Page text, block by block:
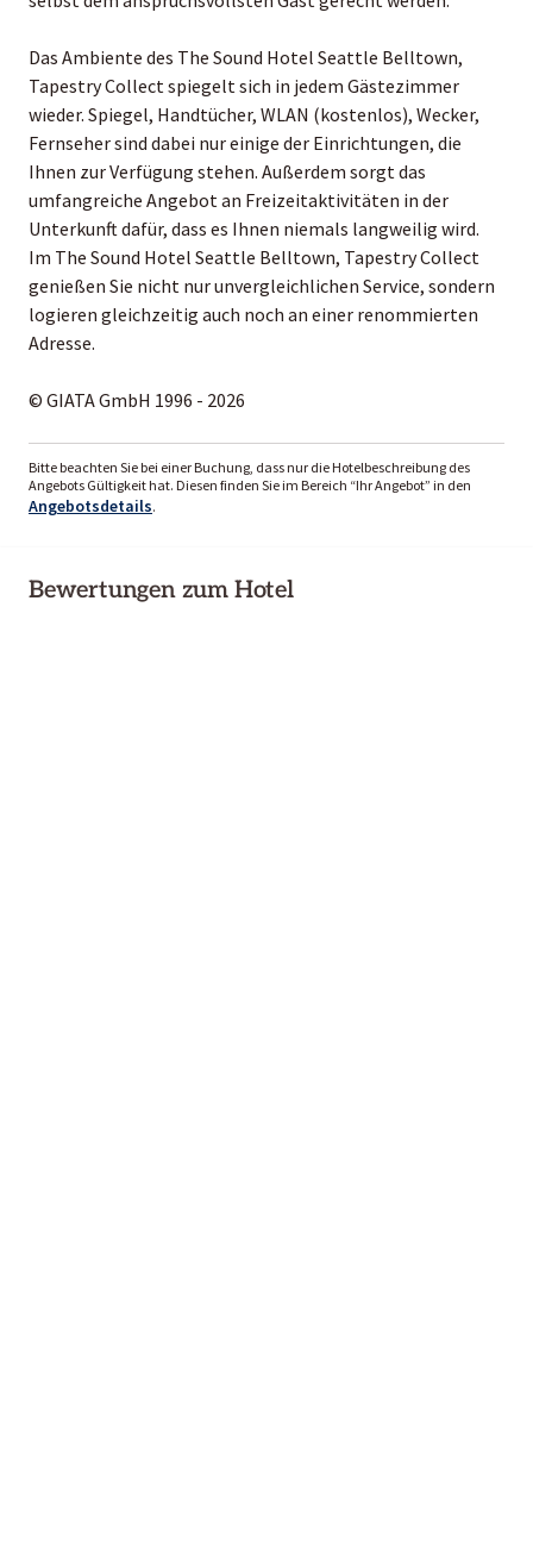
Das Ambiente des The Sound Hotel Seattle Belltown,
Tapestry Collect spiegelt sich in jedem Gästezimmer
wieder. Spiegel, Handtücher, WLAN (kostenlos), Wecker,
Fernseher sind dabei nur einige der Einrichtungen, die
Ihnen zur Verfügung stehen. Außerdem sorgt das
umfangreiche Angebot an Freizeitaktivitäten in der
Unterkunft dafür, dass es Ihnen niemals langweilig wird.
Im The Sound Hotel Seattle Belltown, Tapestry Collect
genießen Sie nicht nur unvergleichlichen Service, sondern
logieren gleichzeitig auch noch an einer renommierten
Adresse.
© GIATA GmbH 1996 - 2026
Bitte beachten Sie bei einer Buchung, dass nur die Hotelbeschreibung des
Angebots Gültigkeit hat. Diesen finden Sie im Bereich “Ihr Angebot” in den
Angebotsdetails.
Bewertungen zum Hotel